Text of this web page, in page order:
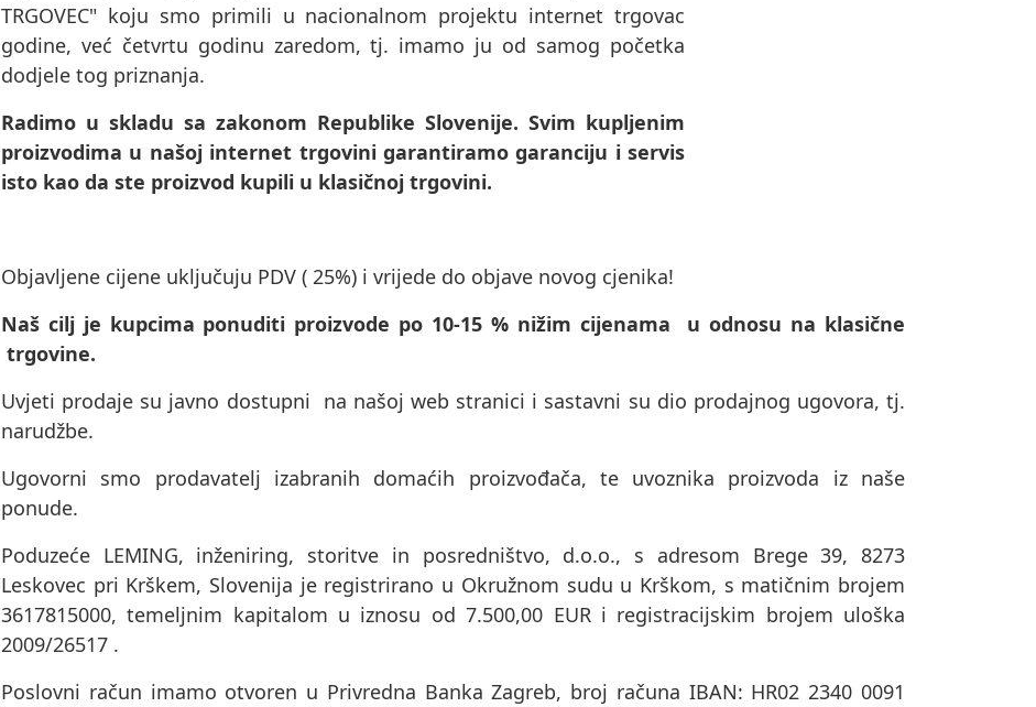
TRGOVEC" koju smo primili u nacionalnom projektu internet trgovac
godine, već četvrtu godinu zaredom, tj. imamo ju od samog početka
dodjele tog priznanja.
Radimo u skladu sa zakonom Republike Slovenije. Svim kupljenim
proizvodima u našoj internet trgovini garantiramo garanciju i servis
isto kao da ste proizvod kupili u klasičnoj trgovini.
Objavljene cijene uključuju PDV ( 25%) i vrijede do objave novog cjenika!
Naš cilj je kupcima ponuditi proizvode po 10-15 % nižim cijenama u odnosu na klasične
trgovine.
Uvjeti prodaje su javno dostupni na našoj web stranici i sastavni su dio prodajnog ugovora, tj.
narudžbe.
Ugovorni smo prodavatelj izabranih domaćih proizvođača, te uvoznika proizvoda iz naše
ponude.
Poduzeće LEMING, inženiring, storitve in posredništvo, d.o.o., s adresom Brege 39, 8273
Leskovec pri Krškem, Slovenija je registrirano u Okružnom sudu u Krškom, s matičnim brojem
3617815000, temeljnim kapitalom u iznosu od 7.500,00 EUR i registracijskim brojem uloška
2009/26517 .
Poslovni račun imamo otvoren u Privredna Banka Zagreb, broj računa IBAN: HR02 2340 0091